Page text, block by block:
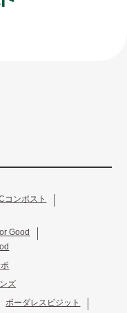
コンポスト
Good
ズ
ボーダレスビジット